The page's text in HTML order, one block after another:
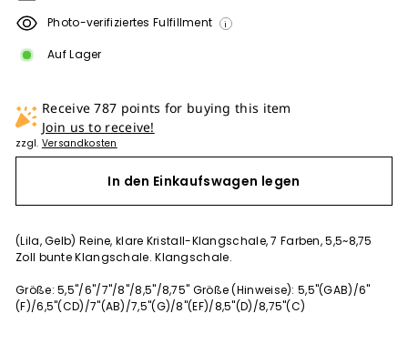
Photo-verifiziertes Fulfillment i
Auf Lager
Receive 787 points for buying this item
Join us to receive!
zzgl. Versandkosten
In den Einkaufswagen legen
(Lila, Gelb) Reine, klare Kristall-Klangschale, 7 Farben, 5,5~8,75
Zoll bunte Klangschale. Klangschale.
Größe: 5,5"/6"/7"/8"/8,5"/8,75" Größe (Hinweise): 5,5"(GAB)/6"
(F)/6,5"(CD)/7"(AB)/7,5"(G)/8"(EF)/8,5"(D)/8,75"(C)